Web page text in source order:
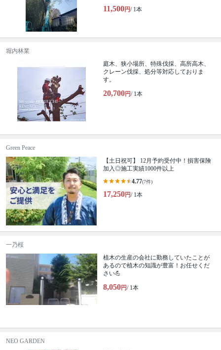
11,500円/ 1本
堀内林業
庭木、狭小場所、特殊伐採、高所高木、
クレーン伐採、処分等対応しておりま
す。
20,700円/ 1本
Green Peace
【土日祝可】 12月予約受付中！損害保険
加入◎施工実績1000件以上
4.77(7件)
17,250円/ 1本
一乃桜
植木の生産の会社に勤務していたことが
あるので植木の知識が豊富！お任せくだ
さい💪
8,050円/ 1本
NEO GARDEN